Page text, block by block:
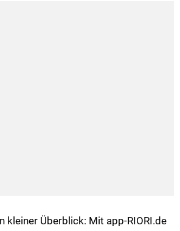
kleiner Überblick: Mit app-RIORI.de